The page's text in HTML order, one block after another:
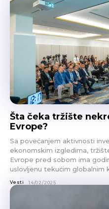
Šta čeka tržište
Evrope?
Sa povećanjem aktivnosti
ekonomskim izgledima,
Evrope pred sobom ima
uslovljenu tekućim globalnim
Vesti 14/02/2025